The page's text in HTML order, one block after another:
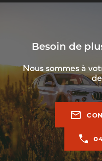
Besoin de
Nous sommes à
mail_outline